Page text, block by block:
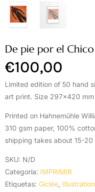
De pie por el Chico
€100,00
Limited edition of 50 hand
art print. Size 297×420 mm
Printed on Hahnemühle
310 gsm paper, 100%
shipping takes about 15-20
SKU: N/D
Categoría: IMPRIMIR
Etiquetas: Giclée Illustration